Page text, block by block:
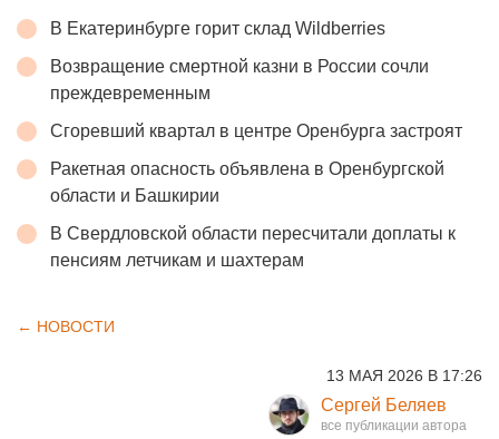
В Екатеринбурге горит склад Wildberries
Возвращение смертной казни в России сочли
преждевременным
Сгоревший квартал в центре Оренбурга застроят
Ракетная опасность объявлена в Оренбургской
области и Башкирии
В Свердловской области пересчитали доплаты к
пенсиям летчикам и шахтерам
← НОВОСТИ
13 МАЯ 2026 В 17:26
Сергей Беляев